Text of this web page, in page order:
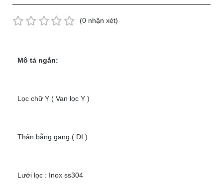
(0 nhận xét)
Mô tả ngắn:
Lọc chữ Y ( Van lọc Y )
Thân bằng gang ( DI )
Lưới lọc : Inox ss304